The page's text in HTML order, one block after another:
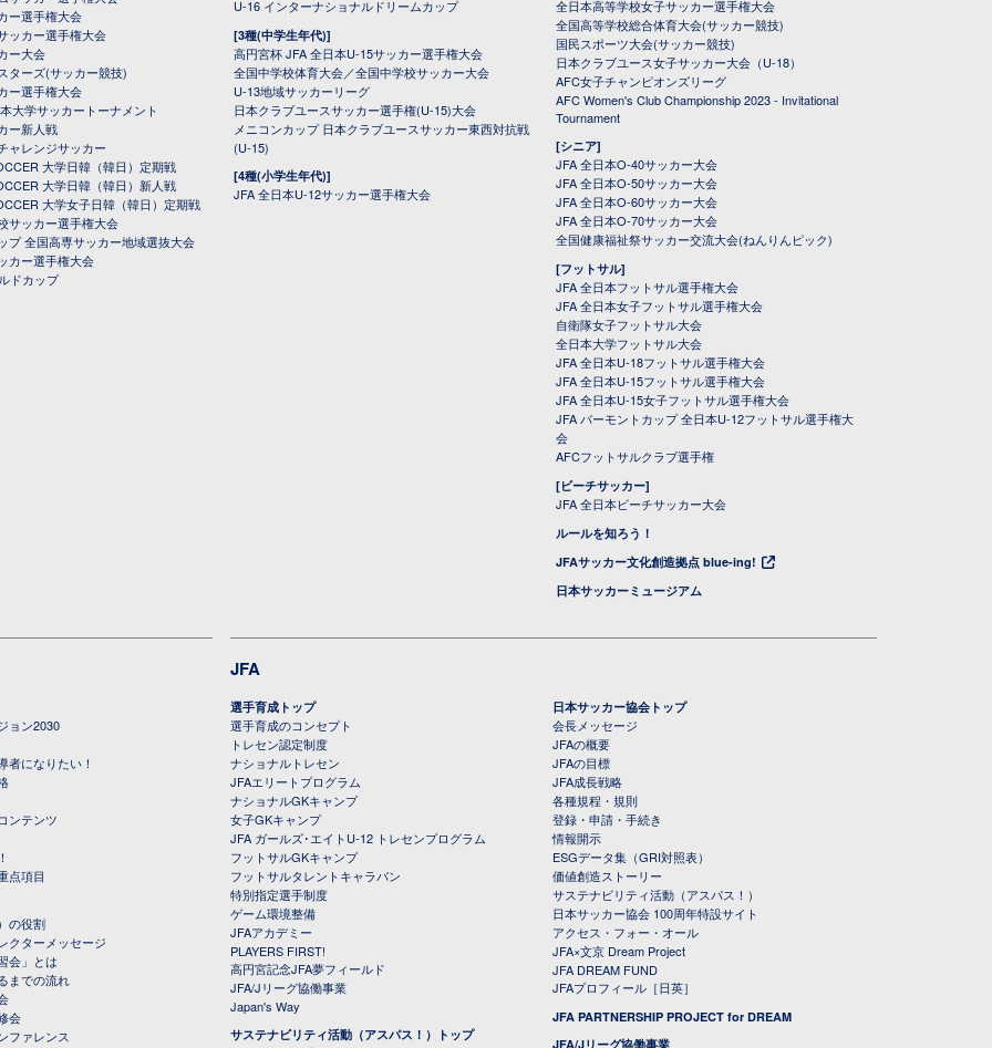
ー選手権大会
ッカー選手権大会
ー大会
ターズ(サッカー競技)
ー選手権大会
大学サッカートーナメント
ー新人戦
ャレンジサッカー
大学日韓（韓日）定期戦
大学日韓（韓日）新人戦
大学女子日韓（韓日）定期戦
サッカー選手権大会
プ 全国高専サッカー地域選抜大会
カー選手権大会
ドカップ
U-16 インターナショナルドリームカップ
[3種(中学生年代)]
高円宮杯 JFA 全日本U-15サッカー選手権大会
全国中学校体育大会／全国中学校サッカー大会
U-13地域サッカーリーグ
日本クラブユースサッカー選手権(U-15)大会
メニコンカップ 日本クラブユースサッカー東西対抗戦
(U-15)
[4種(小学生年代)]
JFA 全日本U-12サッカー選手権大会
全日本高等学校女子サッカー選手権大会
全国高等学校総合体育大会(サッカー競技)
国民スポーツ大会(サッカー競技)
日本クラブユース女子サッカー大会（U-18）
AFC女子チャンピオンズリーグ
AFC Women's Club Championship 2023 - Invitational
Tournament
[シニア]
JFA 全日本O-40サッカー大会
JFA 全日本O-50サッカー大会
JFA 全日本O-60サッカー大会
JFA 全日本O-70サッカー大会
全国健康福祉祭サッカー交流大会(ねんりんピック)
[フットサル]
JFA 全日本フットサル選手権大会
JFA 全日本女子フットサル選手権大会
自衛隊女子フットサル大会
全日本大学フットサル大会
JFA 全日本U-18フットサル選手権大会
JFA 全日本U-15フットサル選手権大会
JFA 全日本U-15女子フットサル選手権大会
JFA バーモントカップ 全日本U-12フットサル選手権大
会
AFCフットサルクラブ選手権
[ビーチサッカー]
JFA 全日本ビーチサッカー大会
ルールを知ろう！
JFAサッカー文化創造拠点 blue-ing!
日本サッカーミュージアム
ョン2030
者になりたい！
ンテンツ
点項目
の役割
クターメッセージ
会」とは
までの流れ
会
ファレンス
JFA
選手育成トップ
選手育成のコンセプト
トレセン認定制度
ナショナルトレセン
JFAエリートプログラム
ナショナルGKキャンプ
女子GKキャンプ
JFA ガールズ･エイトU-12 トレセンプログラム
フットサルGKキャンプ
フットサルタレントキャラバン
特別指定選手制度
ゲーム環境整備
JFAアカデミー
PLAYERS FIRST!
高円宮記念JFA夢フィールド
JFA/Jリーグ協働事業
Japan's Way
サステナビリティ活動（アスパス！）トップ
日本サッカー協会トップ
会長メッセージ
JFAの概要
JFAの目標
JFA成長戦略
各種規程・規則
登録・申請・手続き
情報開示
ESGデータ集（GRI対照表）
価値創造ストーリー
サステナビリティ活動（アスパス！）
日本サッカー協会 100周年特設サイト
アクセス・フォー・オール
JFA×文京 Dream Project
JFA DREAM FUND
JFAプロフィール［日英］
JFA PARTNERSHIP PROJECT for DREAM
JFA/Jリーグ協働事業